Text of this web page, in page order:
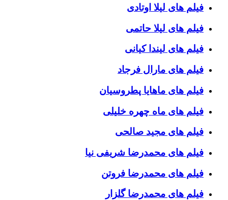
فیلم های لیلا اوتادی
فیلم های لیلا حاتمی
فیلم های لیندا کیانی
فیلم های مارال فرجاد
فیلم های ماهایا پطروسیان
فیلم های ماه چهره خلیلی
فیلم های مجید صالحی
فیلم های محمدرضا شریفی نیا
فیلم های محمدرضا فروتن
فیلم های محمدرضا گلزار